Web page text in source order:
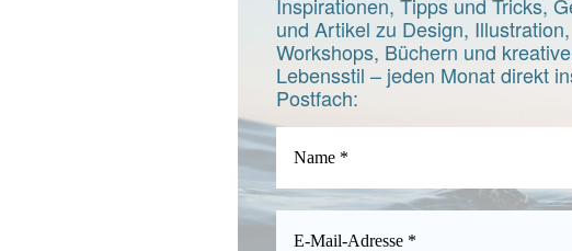
Inspirationen, Tipps und Tricks,
und Artikel zu Design, Illustration,
Workshops, Büchern und
Lebensstil – jeden Monat direkt
Postfach: